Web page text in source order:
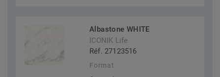
Albastone WHITE
ICONIK Life
Réf. 27123516
Format